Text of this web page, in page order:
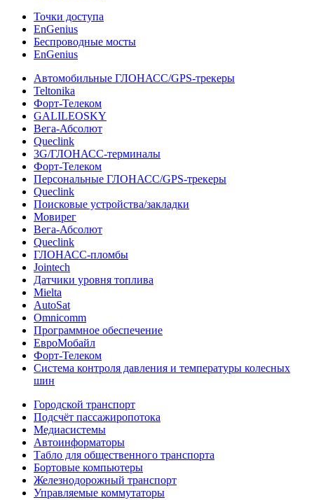
Точки доступа
EnGenius
Беспроводные мосты
EnGenius
Автомобильные ГЛОНАСС/GPS-трекеры
Teltonika
Форт-Телеком
GALILEOSKY
Вега-Абсолют
Queclink
3G/ГЛОНАСС-терминалы
Форт-Телеком
Персональные ГЛОНАСС/GPS-трекеры
Queclink
Поисковые устройства/закладки
Мовирег
Вега-Абсолют
Queclink
ГЛОНАСС-пломбы
Jointech
Датчики уровня топлива
Mielta
AutoSat
Omnicomm
Программное обеспечение
ЕвроМобайл
Форт-Телеком
Система контроля давления и температуры колесных
шин
Городской транспорт
Подсчёт пассажиропотока
Медиасистемы
Автоинформаторы
Табло для общественного транспорта
Бортовые компьютеры
Железнодорожный транспорт
Управляемые коммутаторы